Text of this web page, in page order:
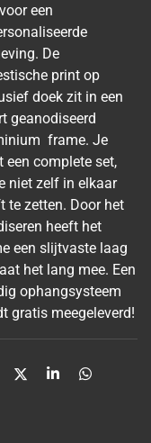
een
De
print op
doek zit in een
geanodiseerd
frame. Je
een complete set,
niet zelf in elkaar
te zetten. Door het
heeft het
een slijtvaste laag
het lang mee. Een
ophangsysteem
gratis meegeleverd!
D
S
D